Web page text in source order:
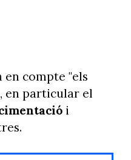
compte "els
en particular el
i